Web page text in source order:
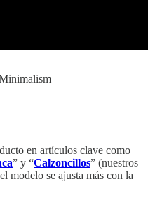
en artículos clave como
” y “Calzoncillos” (nuestros
modelo se ajusta más con la